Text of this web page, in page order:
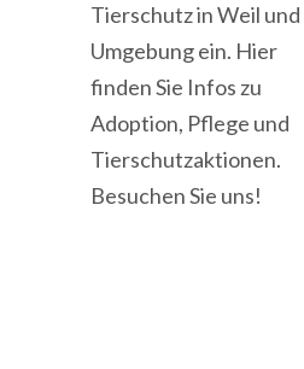
Tierschutz in Weil und
Umgebung ein. Hier
finden Sie Infos zu
Adoption, Pflege und
Tierschutzaktionen.
Besuchen Sie uns!